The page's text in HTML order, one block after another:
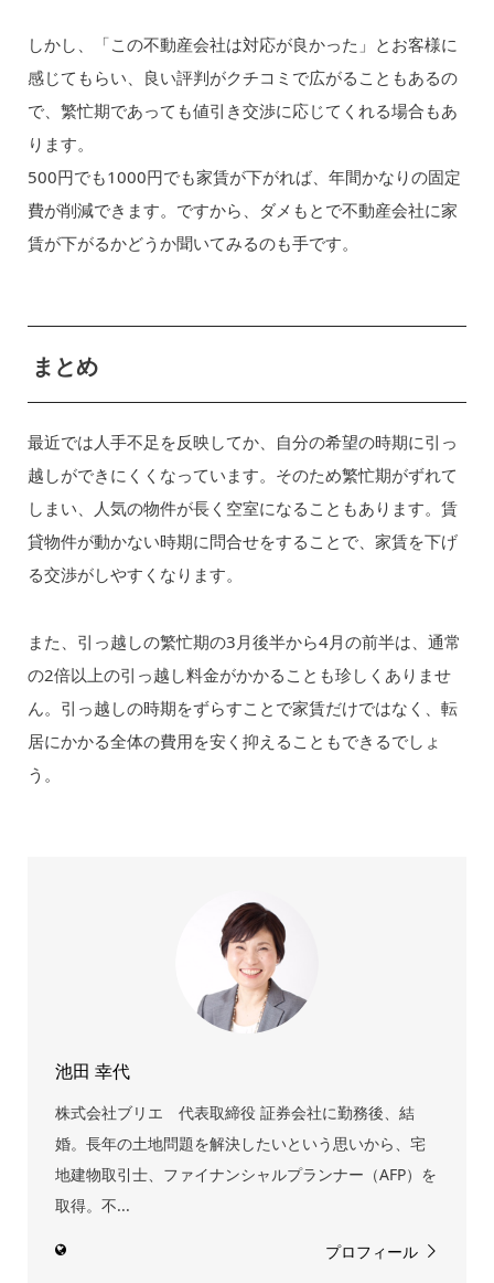
しかし、「この不動産会社は対応が良かった」とお客様に
感じてもらい、良い評判がクチコミで広がることもあるの
で、繁忙期であっても値引き交渉に応じてくれる場合もあ
ります。
500円でも1000円でも家賃が下がれば、年間かなりの固定
費が削減できます。ですから、ダメもとで不動産会社に家
賃が下がるかどうか聞いてみるのも手です。
まとめ
最近では人手不足を反映してか、自分の希望の時期に引っ
越しができにくくなっています。そのため繁忙期がずれて
しまい、人気の物件が長く空室になることもあります。賃
貸物件が動かない時期に問合せをすることで、家賃を下げ
る交渉がしやすくなります。
また、引っ越しの繁忙期の3月後半から4月の前半は、通常
の2倍以上の引っ越し料金がかかることも珍しくありませ
ん。引っ越しの時期をずらすことで家賃だけではなく、転
居にかかる全体の費用を安く抑えることもできるでしょ
う。
池田 幸代
株式会社ブリエ 代表取締役 証券会社に勤務後、結
婚。長年の土地問題を解決したいという思いから、宅
地建物取引士、ファイナンシャルプランナー（AFP）を
取得。不...
プロフィール